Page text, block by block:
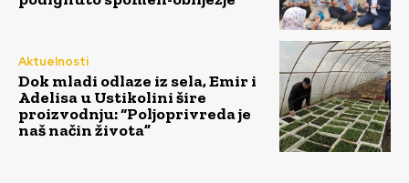
Aktuelnosti
Dok mladi odlaze iz sela, Emir i
Adelisa u Ustikolini šire
proizvodnju: “Poljoprivreda je
naš način života”